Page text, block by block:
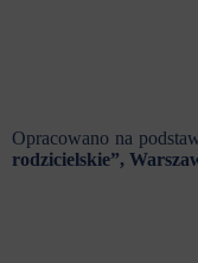
Opracowano na
rodzicielskie”,